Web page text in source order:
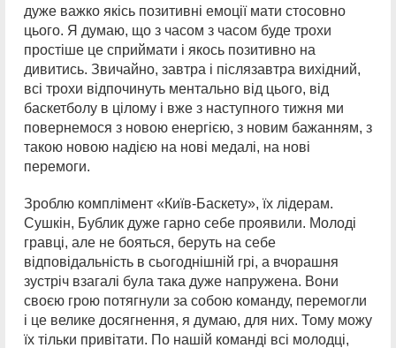
дуже важко якісь позитивні емоції мати стосовно
цього. Я думаю, що з часом з часом буде трохи
простіше це сприймати і якось позитивно на
дивитись. Звичайно, завтра і післязавтра вихідний,
всі трохи відпочинуть ментально від цього, від
баскетболу в цілому і вже з наступного тижня ми
повернемося з новою енергією, з новим бажанням, з
такою новою надією на нові медалі, на нові
перемоги.
Зроблю комплімент «Київ-Баскету», їх лідерам.
Сушкін, Бублик дуже гарно себе проявили. Молоді
гравці, але не бояться, беруть на себе
відповідальність в сьогоднішній грі, а вчорашня
зустріч взагалі була така дуже напружена. Вони
своєю грою потягнули за собою команду, перемогли
і це велике досягнення, я думаю, для них. Тому можу
їх тільки привітати. По нашій команді всі молодці,